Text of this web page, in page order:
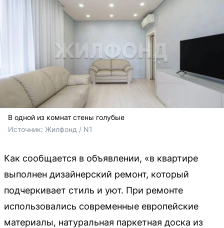
В одной из комнат стены голубые
Источник: Жилфонд / N1
Как сообщается в объявлении, «в квартире
выполнен дизайнерский ремонт, который
подчеркивает стиль и уют. При ремонте
использовались современные европейские
материалы, натуральная паркетная доска из